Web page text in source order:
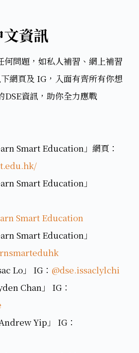
資訊
何問題，如私人補習、網上補習
網頁及 IG，入面有齊所有你想
DSE資訊，助你全力應戰
Smart Education」網頁：
Smart Education」
Smart Education
Smart Education」
Lo」 IG： @dse.issaclylchi
Chan」 IG：
Yip」 IG：